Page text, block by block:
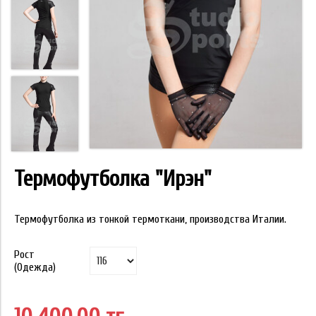
Термофутболка "Ирэн"
Термофутболка из тонкой термоткани, производства Италии.
Рост
(Одежда)